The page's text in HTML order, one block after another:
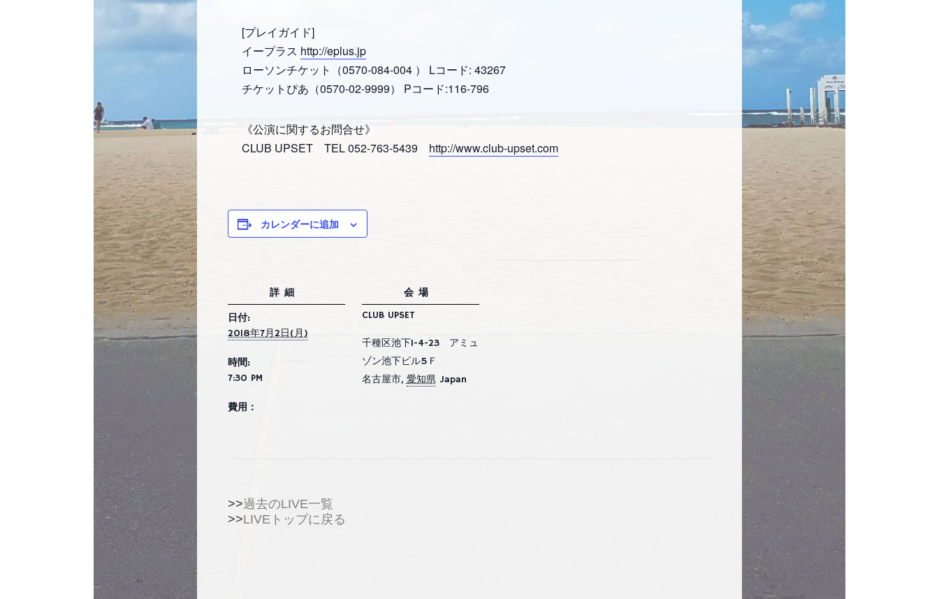
[プレイガイド]
イープラス http://eplus.jp
ローソンチケット（0570-084-004 ） Lコード: 43267
チケットぴあ（0570-02-9999） Pコード:116-796
《公演に関するお問合せ》
CLUB UPSET TEL 052-763-5439 http://www.club-upset.com
カレンダーに追加
詳細
日付:
2018年7月2日(月)
時間:
7:30 PM
費用：
会場
CLUB UPSET
千種区池下1-4-23 アミュ
ゾン池下ビル5Ｆ
名古屋市, 愛知県 Japan
>>過去のLIVE一覧
>>LIVEトップに戻る